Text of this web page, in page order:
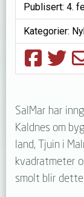
SalMar har
Kaldnes om
land, Tjuin i
kvadratmeter
smolt blir
Publisert: 4.
Kategorier: